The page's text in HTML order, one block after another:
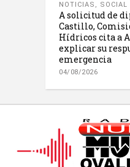
NOTICIAS , SOCIAL
A solicitud de
Castillo,
Hídricos cita a
explicar su
emergencia
04/08/2026